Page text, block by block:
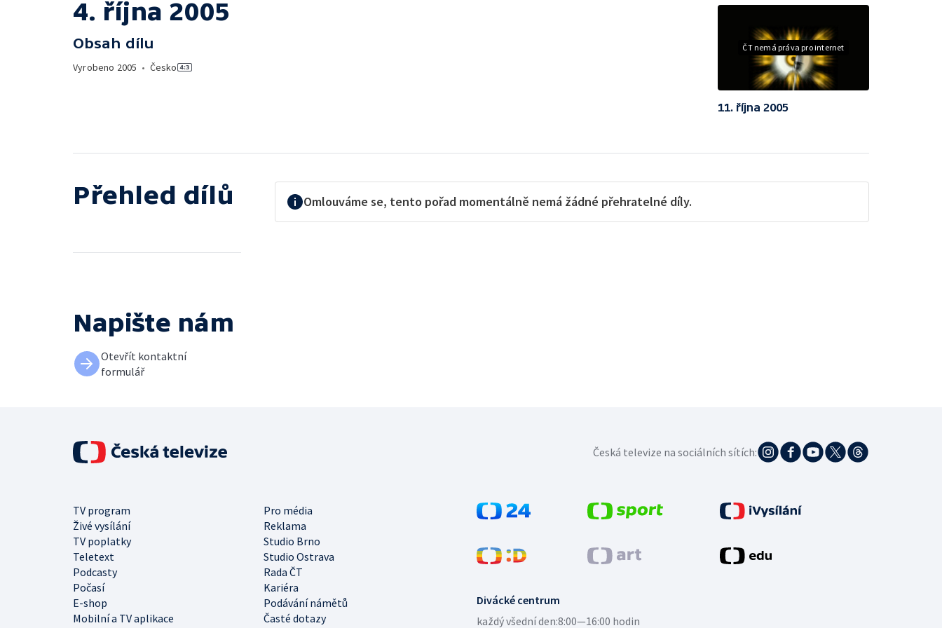
4. října 2005
Obsah dílu
Vyrobeno 2005 • Česko
ČT nemá práva pro internet
11. října 2005
Přehled dílů Omlouváme se, tento pořad momentálně nemá žádné přehratelné díly.
Napište nám
Otevřít kontaktní
formulář
Divácké centrum
každý všední den:8:00—16:00 hodin
TV program
Pro média
Živé vysílání
Reklama
TV poplatky
Studio Brno
Teletext
Studio Ostrava
Podcasty
Rada ČT
Počasí
Kariéra
E-shop
Podávání námětů
Mobilní a TV aplikace
Časté dotazy
Česká televize na sociálních sítích: